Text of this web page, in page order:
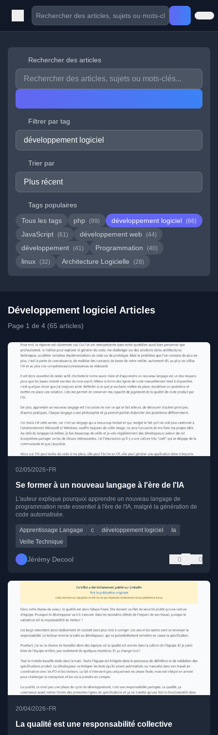
Rechercher des articles
Filtrer par tag
Trier par
Tags populaires
Tous les tags
php (99) développement logiciel (66)
JavaScript (61) développement web (44)
développement (41) Programmation (40)
linux (32) Architecture Logicielle (28)
Développement logiciel Articles
Page 1 de 4 (65 articles)
02/05/2026• FR
Se former à un nouveau langage à l'ère de l'IA
L'auteur explique pourquoi apprendre un nouveau langage de
programmation reste essentiel à l'ère de l'IA, malgré la génération de
code automatisée.
Apprentissage Langage c développement logiciel
Ia
Veille Technique
Jérémy Decool 0 0
20/04/2026•FR
La qualité est une responsabilité collective